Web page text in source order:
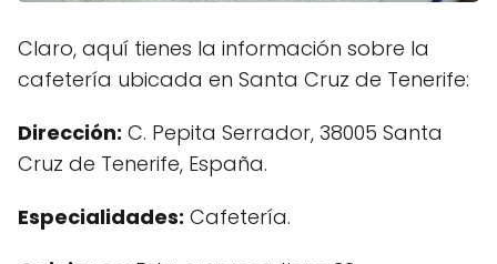
Claro, aquí tienes la información sobre la
cafetería ubicada en Santa Cruz de Tenerife:
Dirección: C. Pepita Serrador, 38005 Santa
Cruz de Tenerife, España.
Especialidades: Cafetería.